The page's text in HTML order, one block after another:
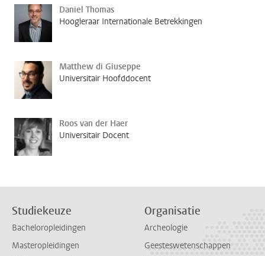
Daniel Thomas
Hoogleraar Internationale Betrekkingen
Matthew di Giuseppe
Universitair Hoofddocent
Roos van der Haer
Universitair Docent
Studiekeuze
Bacheloropleidingen
Masteropleidingen
Organisatie
Archeologie
Geesteswetenschappen